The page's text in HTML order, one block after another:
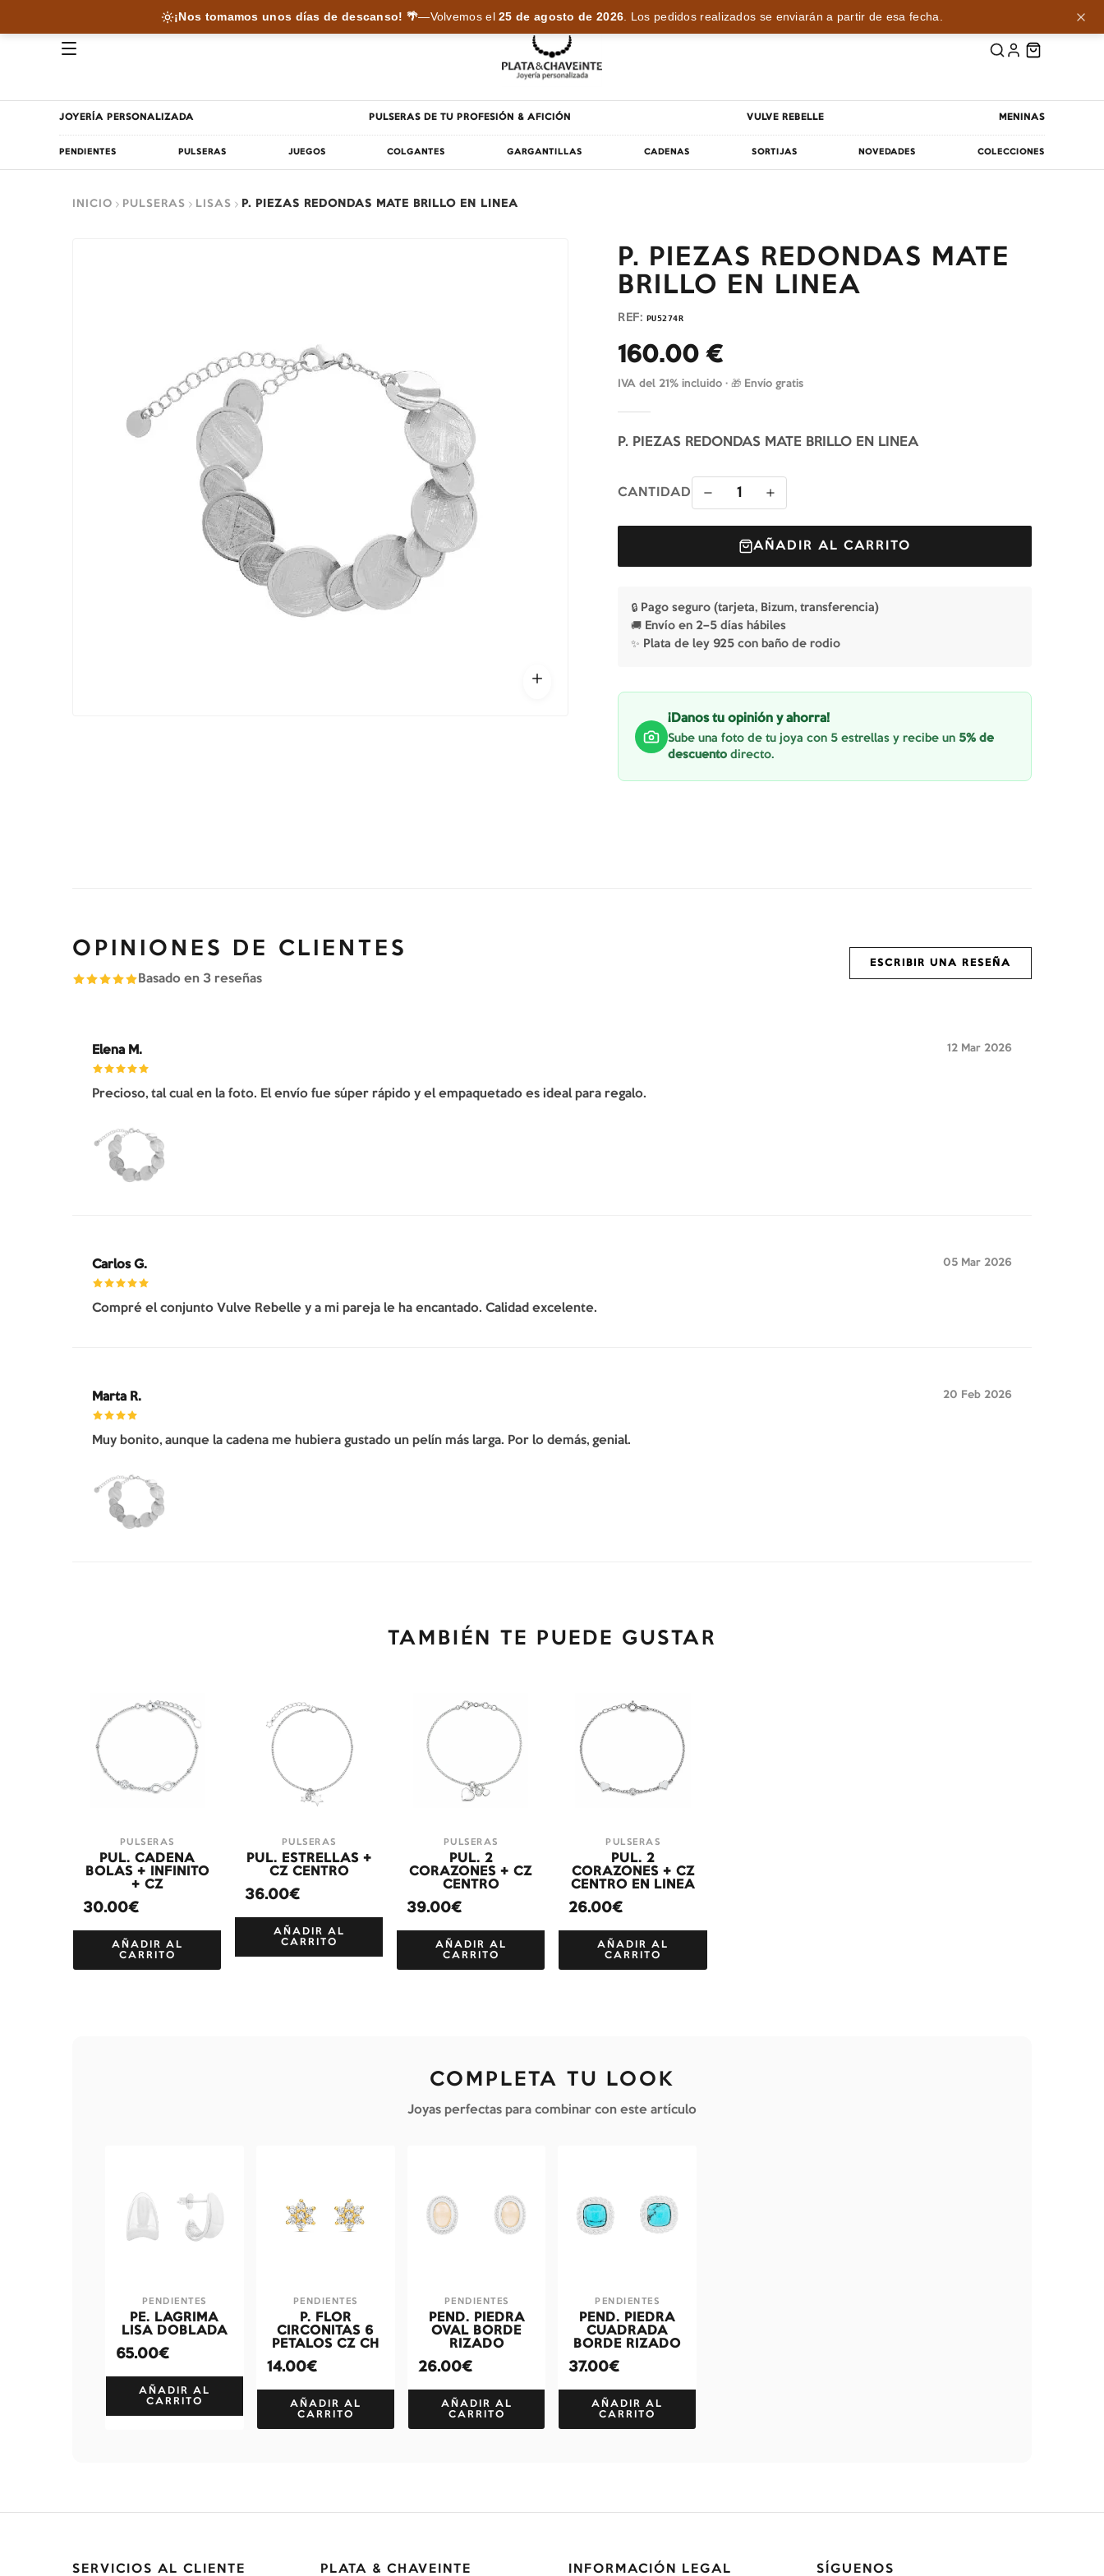
¡Nos tomamos unos días de descanso! 🌴—Volvemos el25 de agosto de 2026. Los pedidos realizados se enviarán a partir de esa fecha.
JOYERÍA PERSONALIZADA PULSERAS DE TU PROFESIÓN & AFICIÓN VULVE REBELLE MENINAS
PENDIENTES PULSERAS JUEGOS COLGANTES GARGANTILLAS CADENAS SORTIJAS NOVEDADES COLECCIONES
INICIO PULSERAS LISAS P. PIEZAS REDONDAS MATE BRILLO EN LINEA
P. PIEZAS REDONDAS MATE
BRILLO EN LINEA
REF: PU5274R
160.00 €
IVA del 21% incluido ·🎁 Envío gratis
P. PIEZAS REDONDAS MATE BRILLO EN LINEA
CANTIDAD 1
AÑADIR AL CARRITO
🔒 Pago seguro (tarjeta, Bizum, transferencia)
🚚 Envío en 2–5 días hábiles
✨ Plata de ley 925 con baño de rodio
¡Danos tu opinión y ahorra!
Sube una foto de tu joya con 5 estrellas y recibe un 5% de
descuento directo.
OPINIONES DE CLIENTES
Basado en 3 reseñas
ESCRIBIR UNA RESEÑA
Elena M. 12 Mar 2026
Precioso, tal cual en la foto. El envío fue súper rápido y el empaquetado es ideal para regalo.
Carlos G. 05 Mar 2026
Compré el conjunto Vulve Rebelle y a mi pareja le ha encantado. Calidad excelente.
Marta R. 20 Feb 2026
Muy bonito, aunque la cadena me hubiera gustado un pelín más larga. Por lo demás, genial.
TAMBIÉN TE PUEDE GUSTAR
PULSERAS
PUL. CADENA
BOLAS + INFINITO
+ CZ
30.00€
AÑADIR AL
CARRITO
PULSERAS
PUL. ESTRELLAS +
CZ CENTRO
36.00€
AÑADIR AL
CARRITO
PULSERAS
PUL. 2
CORAZONES + CZ
CENTRO
39.00€
AÑADIR AL
CARRITO
PULSERAS
PUL. 2
CORAZONES + CZ
CENTRO EN LINEA
26.00€
AÑADIR AL
CARRITO
COMPLETA TU LOOK
Joyas perfectas para combinar con este artículo
PENDIENTES
PE. LAGRIMA
LISA DOBLADA
65.00€
AÑADIR AL
CARRITO
PENDIENTES
P. FLOR
CIRCONITAS 6
PETALOS CZ CH
14.00€
AÑADIR AL
CARRITO
PENDIENTES
PEND. PIEDRA
OVAL BORDE
RIZADO
26.00€
AÑADIR AL
CARRITO
PENDIENTES
PEND. PIEDRA
CUADRADA
BORDE RIZADO
37.00€
AÑADIR AL
CARRITO
SERVICIOS AL CLIENTE PLATA & CHAVEINTE INFORMACIÓN LEGAL SÍGUENOS